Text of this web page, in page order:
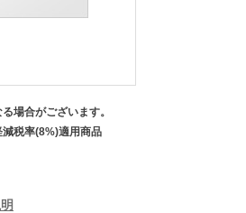
場合がございます。
税率(8%)適用商品